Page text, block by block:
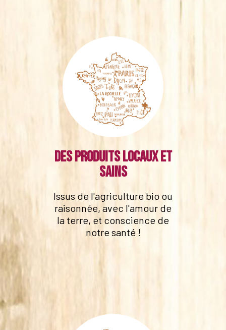
Des produits locaux et
sains
Issus de l'agriculture bio ou
raisonnée, avec l'amour de
la terre, et conscience de
notre santé !